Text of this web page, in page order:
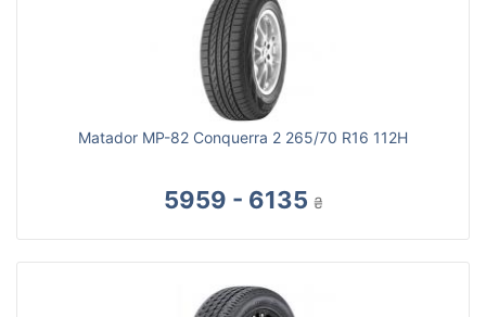
Matador MP-82 Conquerra 2 265/70 R16 112H
5959 - 6135 ₴